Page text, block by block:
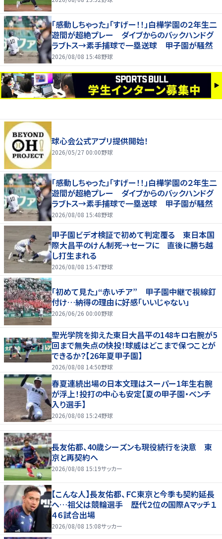
「感動しちゃった」「すげー！！」白樺学園の２年生二
遊間が超絶プレー ダイブからのバックハンドグ
ラブトス→素手捕球で一塁送球 甲子園が騒然
2026/08/08 15:48野球
球心会公式アプリ提供開始！
2026/05/27 00:00野球
「感動しちゃった」「すげー！！」白樺学園の２年生二
遊間が超絶プレー ダイブからのバックハンドグ
ラブトス→素手捕球で一塁送球 甲子園が騒然
2026/08/08 15:48野球
甲子園ビデオ検証で初めて判定覆る 東日本国
際大昌平のけん制死→セーフに 直後に勝ち越
し打生まれる
2026/08/08 15:47野球
「初めて見た」“赤いチア” 甲子園中継で視線釘
付け…納得の理由に好感「いいじゃない」
2026/06/26 00:00野球
聖光学院を抑えた東日大昌平の148キロ右腕が5
回まで無失点の快投！球威はどこまで保つことが
できるか？【26年夏甲子園】
2026/08/08 14:50野球
春夏連続出場の日本文理はスーパー1年生右腕
が浮上！投打の中心も安定【夏の甲子園・ベンチ
入り選手】
2026/08/08 15:24野球
長友佑都、40歳シーズンも現役続行を決意 東
京と再契約へ
2026/08/08 15:19サッカー
【こんな人】長友佑都、ＦＣ東京と今季も契約延長
へ…祖父は競輪選手 歴代２位の国際Ａマッチ１
４６試合出場
2026/08/08 15:08サッカー